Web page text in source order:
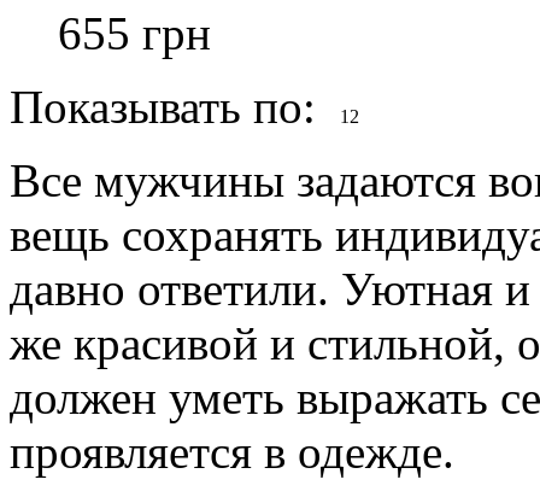
655 грн
Показывать по:
12
Все мужчины задаются
вещь сохранять
давно ответили. Уютная
же красивой и стильной,
должен уметь выражать
проявляется в одежде.